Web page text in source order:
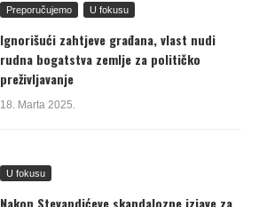
Preporučujemo U fokusu
Ignorišući zahtjeve građana, vlast nudi
rudna bogatstva zemlje za političko
preživljavanje
18. Marta 2025.
U fokusu
Nakon Stevandićeve skandalozne izjave za